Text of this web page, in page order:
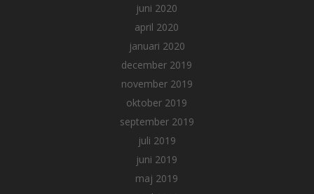
juni 2020
april 2020
januari 2020
december 2019
november 2019
oktober 2019
september 2019
juli 2019
juni 2019
maj 2019